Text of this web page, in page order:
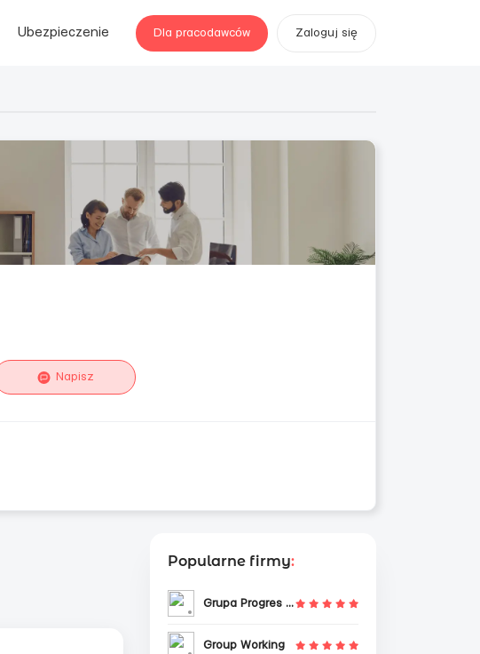
Ubezpieczenie Dla pracodawców Zaloguj się
Napisz
Popularne firmy:
Grupa Progres Sp. z o.o.
Group Working